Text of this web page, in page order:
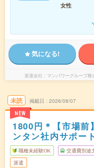
女性
気になる!
派遣会社 マンパワーグループ
未読
NEW
掲載日 2026/08/07
1800円＊【市場前
ンタン社内サポー
職種未経験OK 交通費別途
派遣